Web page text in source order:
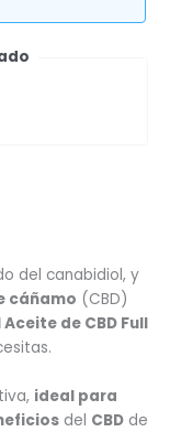
del canabidiol, y
cáñamo (CBD)
Aceite de CBD Full
ideal para
del CBD de